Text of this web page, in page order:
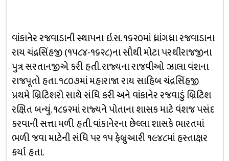
વાંકાનેર રજવાડાની સ્થાપના ઇ.સ. ૧૬૨૦માં ધ્રાંગધ્રા રજવાડાના
રાય ચંદ્રસિંહજી (૧૫૮૪-૧૬૨૮)ના સૌથી મોટા પરથીરાજજીના
પુત્ર સરતાનજીએ કરી હતી. રાજ્યના રાજવીઓ ઝાલા વંશના
રાજપૂતો હતા. ૧૮૦૭માં મહારાજા રાય સાહિબ ચંદ્રસિંહજી
પ્રથમે બ્રિટિશરો સાથે સંધિ કરી અને વાંકાનેર રજવાડું બ્રિટિશ
રક્ષિત બન્યું. ૧૮૬૨માં રાજ્યને પોતાના શાસક માટે વંશજ પસંદ
કરવાની સત્તા મળી હતી. વાંકાનેરના છેલ્લા શાસકે ભારતમાં
ભળી જવા માટેની સંધિ પર ૧૫ ફેબ્રુઆરી ૧૯૪૮માં હસ્તાક્ષર
કર્યા હતા.